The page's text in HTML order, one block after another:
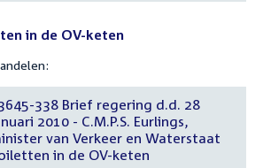
in de OV-keten
338 Brief regering d.d. 28
2010 - C.M.P.S. Eurlings,
van Verkeer en Waterstaat
in de OV-keten